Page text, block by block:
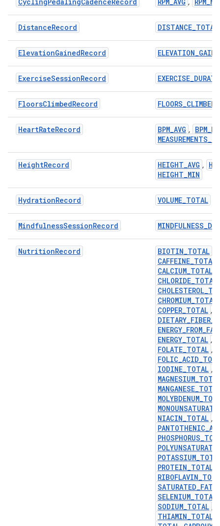
,
DistanceRecord DISTANCE_TOTAL
ElevationGainedRecord
ExerciseSessionRecord
FloorsClimbedRecord
HeartRateRecord BPM_AVG ,
HeightRecord HEIGHT_AVG ,
HEIGHT_MIN
HydrationRecord VOLUME_TOTAL
MindfulnessSessionRecord
NutritionRecord BIOTIN_TOTAL
CAFFEINE_TOTAL
CALCIUM_TOTAL
CHLORIDE_TOTAL
CHROMIUM_TOTAL
COPPER_TOTAL ,
ENERGY_TOTAL ,
FOLATE_TOTAL ,
IODINE_TOTAL ,
NIACIN_TOTAL ,
PROTEIN_TOTAL
SELENIUM_TOTAL
SODIUM_TOTAL
THIAMIN_TOTAL